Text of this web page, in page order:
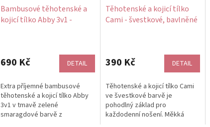
Bambusové těhotenské a
kojicí tílko Abby 3v1 -
690 Kč DETAIL
Extra příjemné bambusové
těhotenské a kojicí tílko Abby
3v1 v tmavě zelené
smaragdové barvě z
Těhotenské a kojicí tílko
Cami - švestkové, bavlněné
390 Kč DETAIL
Těhotenské a kojicí tílko Cami
ve švestkové barvě je
pohodlný základ pro
každodenní nošení. Měkká